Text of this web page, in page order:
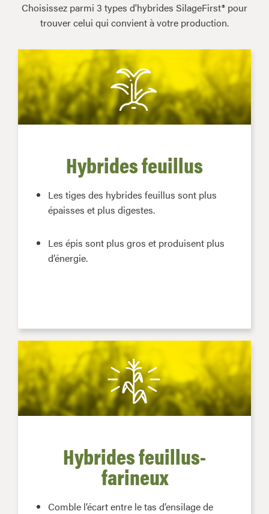
Choisissez parmi 3 types d'hybrides SilageFirst® pour
trouver celui qui convient à votre production.
Hybrides feuillus
Les tiges des hybrides feuillus sont plus
épaisses et plus digestes.
Les épis sont plus gros et produisent plus
d’énergie.
Hybrides feuillus-
farineux
Comble l’écart entre le tas d’ensilage de